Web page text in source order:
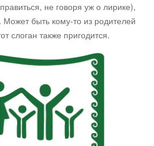
не говоря уж о лирике),
быть кому-то из родителей
слоган также пригодится.